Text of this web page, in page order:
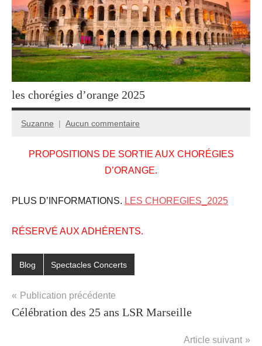
les chorégies d’orange 2025
17
2025
Suzanne Aucun commentaire
PROPOSITIONS DE SORTIE AUX CHORÉGIES
D’ORANGE.
PLUS D’INFORMATIONS. LES CHOREGIES_2025
RÉSERVÉ AUX ADHÉRENTS.
Étiqueté
Culture,
Loisirs,
Blog Spectacles Concerts
Navigation
de
Publication précédente
Célébration des 25 ans LSR Marseille
Article suivant